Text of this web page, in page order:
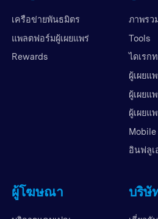
เครือข่ายพันธมิตร
แพลตฟอร์มผู้เผยแพร่
Rewards
ภาพรว
Tools
ไดเรก
ผู้เผยแ
ผู้เผยแ
ผู้เผยแ
อินฟลูเ
ผู้โฆษณา บริษั